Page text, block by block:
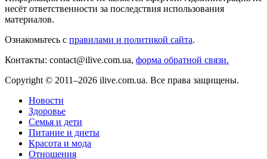
несёт ответственности за последствия использования
материалов.
Ознакомьтесь с правилами и политикой сайта.
Контакты: contact@ilive.com.ua, форма обратной связи.
Copyright © 2011–2026 ilive.com.ua. Все права защищены.
Новости
Здоровье
Семья и дети
Питание и диеты
Красота и мода
Отношения